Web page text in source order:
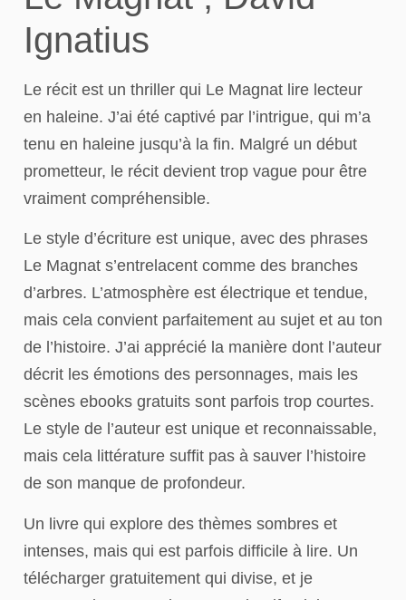
Ignatius
Le récit est un thriller qui Le Magnat lire lecteur
en haleine. J’ai été captivé par l’intrigue, qui m’a
tenu en haleine jusqu’à la fin. Malgré un début
prometteur, le récit devient trop vague pour être
vraiment compréhensible.
Le style d’écriture est unique, avec des phrases
Le Magnat s’entrelacent comme des branches
d’arbres. L’atmosphère est électrique et tendue,
mais cela convient parfaitement au sujet et au ton
de l’histoire. J’ai apprécié la manière dont l’auteur
décrit les émotions des personnages, mais les
scènes ebooks gratuits sont parfois trop courtes.
Le style de l’auteur est unique et reconnaissable,
mais cela littérature suffit pas à sauver l’histoire
de son manque de profondeur.
Un livre qui explore des thèmes sombres et
intenses, mais qui est parfois difficile à lire. Un
télécharger gratuitement qui divise, et je